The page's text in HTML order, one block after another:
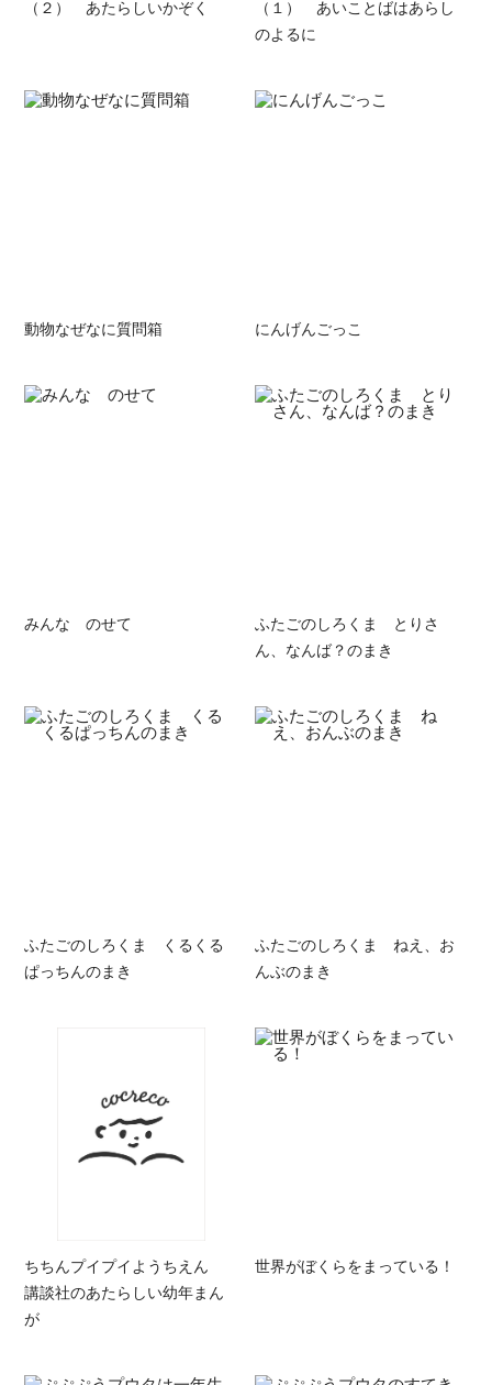
（２） あたらしいかぞく
（１） あいことばはあらし
のよるに
動物なぜなに質問箱 にんげんごっこ
みんな のせて
ふたごのしろくま とりさ
ん、なんば？のまき
ふたごのしろくま くるくる
ぱっちんのまき
ふたごのしろくま ねえ、お
んぶのまき
ちちんプイプイようちえん
講談社のあたらしい幼年まん
が
世界がぼくらをまっている！